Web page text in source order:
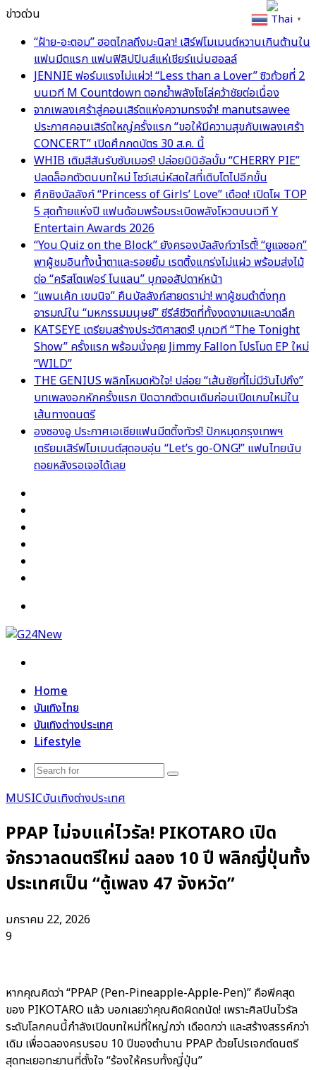
ข่าวด่วน
“ฝ้าย-อะตอม” ฮอตไกลถึงมะนิลา! เสิร์ฟโมเมนต์หวานเกินต้านใน
แฟนมีตแรก แฟนฟิลิปปินส์แห่เชียร์แน่นฮอลล์
JENNIE ฟอร์มแรงไม่แผ่ว! “Less than a Lover” ซิวถ้วยที่ 2
บนเวที M Countdown ตอกย้ำพลังโซโล่คว้าชัยต่อเนื่อง
จากเพลงเศร้าสู่คอนเสิร์ตแห่งความทรงจำ! manutsawee
ประกาศคอนเสิร์ตใหญ่ครั้งแรก “ขอให้มีความสุขกับเพลงเศร้า
CONCERT” เปิดศึกกดบัตร 30 ส.ค. นี้
WHIB เติมสีสันรับซัมเมอร์! ปล่อยมินิอัลบั้ม “CHERRY PIE”
ปลดล็อกตัวตนบทใหม่ โชว์เสน่ห์สดใสที่เติบโตไปอีกขั้น
ศึกชิงบัลลังก์ “Princess of Girls’ Love” เดือด! เปิดโผ TOP
5 สุดท้ายแห่งปี แฟนด้อมพร้อมระเบิดพลังโหวตบนเวที Y
Entertain Awards 2026
“You Quiz on the Block” ยังครองบัลลังก์วาไรตี้! “ยูแจซอก”
พาผู้ชมอินทั้งน้ำตาและรอยยิ้ม เรตติ้งแกร่งไม่แผ่ว พร้อมส่งไม้
ต่อ “คริสโตเฟอร์ โนแลน” บุกจอสัปดาห์หน้า
“แพนเค้ก เขมนิจ” คืนบัลลังก์สายดราม่า! พาผู้ชมดำดิ่งทุก
อารมณ์ใน “มหกรรมมนุษย์” ซีรีส์ชีวิตที่ทั้งงดงามและบาดลึก
KATSEYE เตรียมสร้างประวัติศาสตร์! บุกเวที “The Tonight
Show” ครั้งแรก พร้อมนั่งคุย Jimmy Fallon โปรโมต EP ใหม่
“WILD”
THE GENIUS พลิกโหมดหัวใจ! ปล่อย “เส้นชัยที่ไม่มีวันไปถึง”
บทเพลงอกหักครั้งแรก ปิดฉากตัวตนเดิมก่อนเปิดเกมใหม่ใน
เส้นทางดนตรี
องซองอู ประกาศเอเชียแฟนมีตติ้งทัวร์! ปักหมุดกรุงเทพฯ
เตรียมเสิร์ฟโมเมนต์สุดอบอุ่น “Let’s go-ONG!” แฟนไทยนับ
ถอยหลังรอเจอได้เลย
Home
บันเทิงไทย
บันเทิงต่างประเทศ
Lifestyle
Search
MUSICบันเทิงต่างประเทศ
PPAP ไม่จบแค่ไวรัล! PIKOTARO เปิด
จักรวาลดนตรีใหม่ ฉลอง 10 ปี พลิกญี่ปุ่นทั้ง
ประเทศเป็น “ตู้เพลง 47 จังหวัด”
มกราคม 22, 2026
9
หากคุณคิดว่า “PPAP (Pen-Pineapple-Apple-Pen)” คือพีคสุด
ของ PIKOTARO แล้ว บอกเลยว่าคุณคิดผิดถนัด! เพราะศิลปินไวรัล
ระดับโลกคนนี้กำลังเปิดบทใหม่ที่ใหญ่กว่า เดือดกว่า และสร้างสรรค์กว่า
เดิม เพื่อฉลองครบรอบ 10 ปีของตำนาน PPAP ด้วยโปรเจกต์ดนตรี
สุดทะเยอทะยานที่ตั้งใจ “ร้องให้ครบทั้งญี่ปุ่น”
Thai ▼